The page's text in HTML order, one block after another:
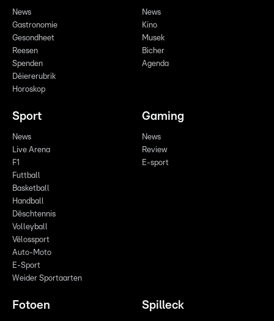
News
Gastronomie
Gesondheet
Reesen
Spenden
Déiererubrik
Horoskop
News
Kino
Musek
Bicher
Agenda
Sport
News
Live Arena
F1
Futtball
Basketball
Handball
Dëschtennis
Volleyball
Vëlossport
Auto-Moto
E-Sport
Weider Sportaarten
Gaming
News
Review
E-sport
Fotoen Spilleck